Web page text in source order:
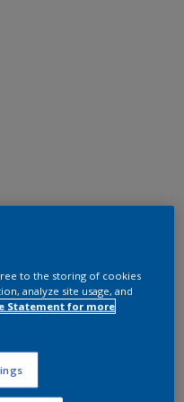
to the storing of cookies
analyze site usage, and
Statement for more